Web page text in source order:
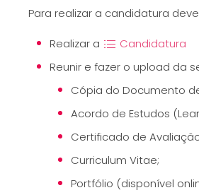
Para realizar a candidatura
Realizar a
Candidatura
Reunir e fazer o upload da
Cópia do Documento
Acordo de Estudos
Certificado de
Curriculum Vitae;
Portfólio (disponível